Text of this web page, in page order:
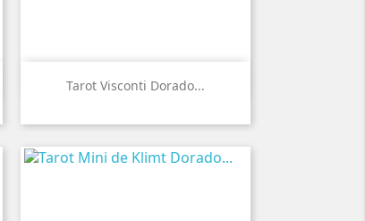
Tarot Visconti Dorado...
 Vista rápida